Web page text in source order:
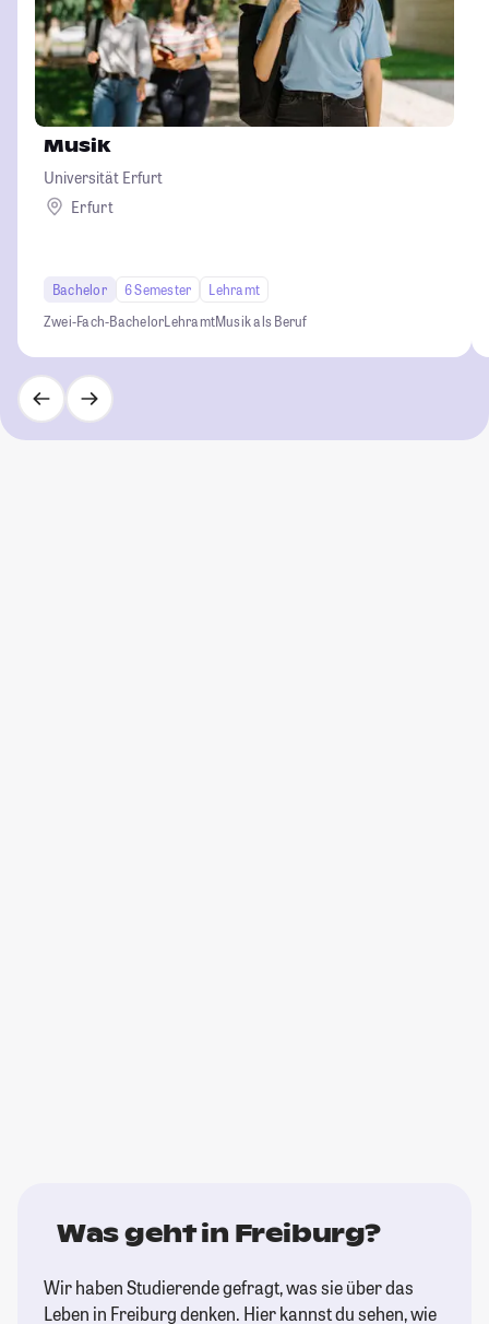
Musik
Universität Erfurt
Erfurt
Bachelor 6 Semester
Lehramt
Zwei-Fach-BachelorLehramtMusik als Beruf
Was geht in Freiburg?
Wir haben Studierende gefragt, was sie über das
Leben in Freiburg denken. Hier kannst du sehen, wie